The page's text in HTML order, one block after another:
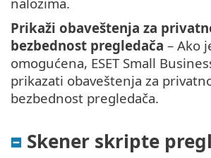
Prikaži obaveštenja za
bezbednost pregledača – Ako
omogućena, ESET Small
prikazati obaveštenja za
bezbednost pregledača.
Skener skripte